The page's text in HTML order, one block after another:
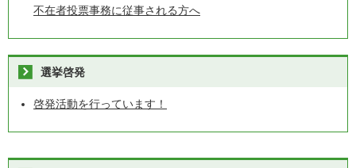
不在者投票事務に従事される方へ
選挙啓発
啓発活動を行っています！